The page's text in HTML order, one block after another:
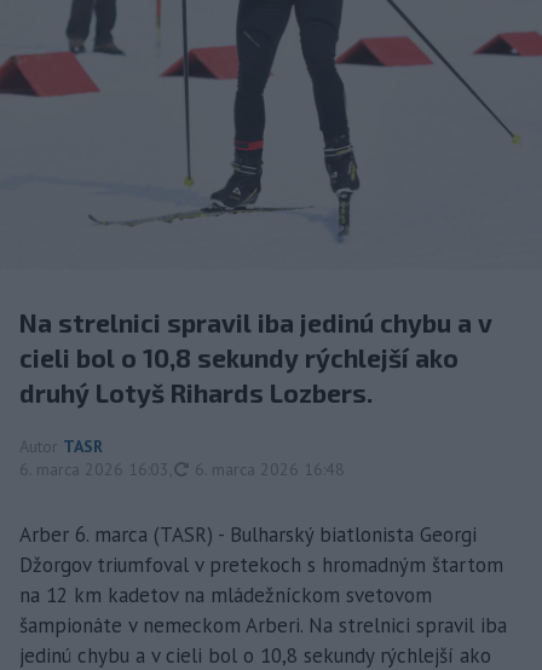
Na strelnici spravil iba jedinú chybu a v
cieli bol o 10,8 sekundy rýchlejší ako
druhý Lotyš Rihards Lozbers.
Autor TASR
6. marca 2026 16:03
aktualizované
6. marca 2026 16:48
Arber 6. marca (TASR) - Bulharský biatlonista Georgi
Džorgov triumfoval v pretekoch s hromadným štartom
na 12 km kadetov na mládežníckom svetovom
šampionáte v nemeckom Arberi. Na strelnici spravil iba
jedinú chybu a v cieli bol o 10,8 sekundy rýchlejší ako